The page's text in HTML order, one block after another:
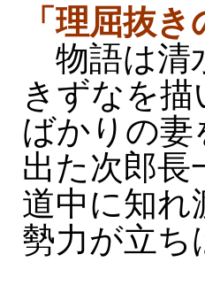
「理屈抜き
物語は清
きずなを
ばかりの妻
出た次郎長
道中に知れ
勢力が立ち